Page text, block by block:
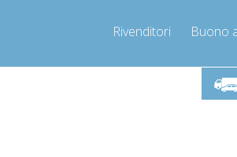
Rivenditori Buono
Chiamaci! Lunedì-Venerdì 9-12 /
info@compressor-